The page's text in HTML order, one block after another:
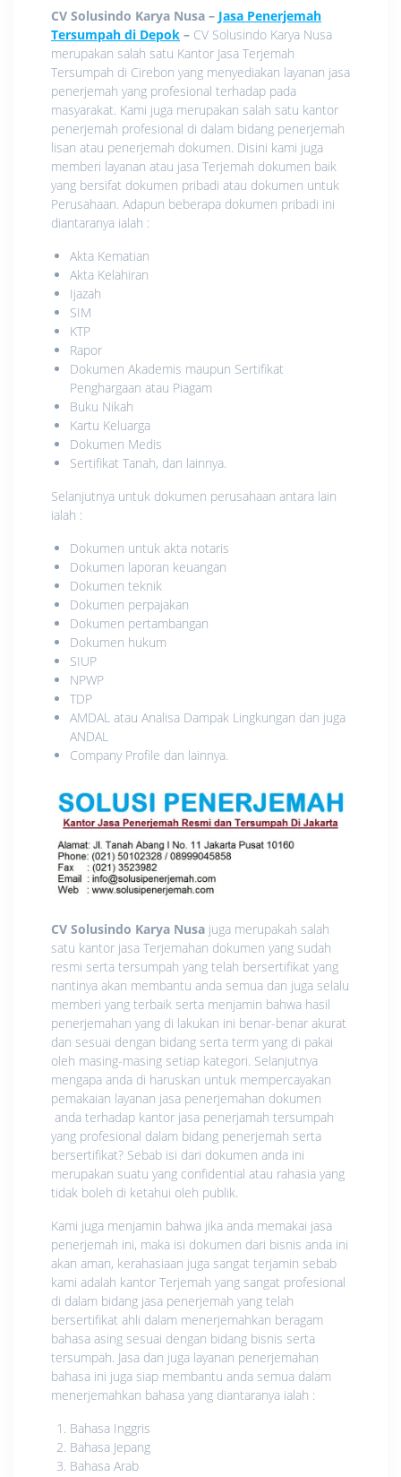
CV Solusindo Karya Nusa – Jasa Penerjemah
Tersumpah di Depok – CV Solusindo Karya Nusa
merupakan salah satu Kantor Jasa Terjemah
Tersumpah di Cirebon yang menyediakan layanan jasa
penerjemah yang profesional terhadap pada
masyarakat. Kami juga merupakan salah satu kantor
penerjemah profesional di dalam bidang penerjemah
lisan atau penerjemah dokumen. Disini kami juga
memberi layanan atau jasa Terjemah dokumen baik
yang bersifat dokumen pribadi atau dokumen untuk
Perusahaan. Adapun beberapa dokumen pribadi ini
diantaranya ialah :
Akta Kematian
Akta Kelahiran
Ijazah
SIM
KTP
Rapor
Dokumen Akademis maupun Sertifikat
Penghargaan atau Piagam
Buku Nikah
Kartu Keluarga
Dokumen Medis
Sertifikat Tanah, dan lainnya.
Selanjutnya untuk dokumen perusahaan antara lain
ialah :
Dokumen untuk akta notaris
Dokumen laporan keuangan
Dokumen teknik
Dokumen perpajakan
Dokumen pertambangan
Dokumen hukum
SIUP
NPWP
TDP
AMDAL atau Analisa Dampak Lingkungan dan juga
ANDAL
Company Profile dan lainnya.
CV Solusindo Karya Nusa juga merupakah salah
satu kantor jasa Terjemahan dokumen yang sudah
resmi serta tersumpah yang telah bersertifikat yang
nantinya akan membantu anda semua dan juga selalu
memberi yang terbaik serta menjamin bahwa hasil
penerjemahan yang di lakukan ini benar-benar akurat
dan sesuai dengan bidang serta term yang di pakai
oleh masing-masing setiap kategori. Selanjutnya
mengapa anda di haruskan untuk mempercayakan
pemakaian layanan jasa penerjemahan dokumen
anda terhadap kantor jasa penerjamah tersumpah
yang profesional dalam bidang penerjemah serta
bersertifikat? Sebab isi dari dokumen anda ini
merupakan suatu yang confidential atau rahasia yang
tidak boleh di ketahui oleh publik.
Kami juga menjamin bahwa jika anda memakai jasa
penerjemah ini, maka isi dokumen dari bisnis anda ini
akan aman, kerahasiaan juga sangat terjamin sebab
kami adalah kantor Terjemah yang sangat profesional
di dalam bidang jasa penerjemah yang telah
bersertifikat ahli dalam menerjemahkan beragam
bahasa asing sesuai dengan bidang bisnis serta
tersumpah. Jasa dan juga layanan penerjemahan
bahasa ini juga siap membantu anda semua dalam
menerjemahkan bahasa yang diantaranya ialah :
Bahasa Inggris
Bahasa Jepang
Bahasa Arab